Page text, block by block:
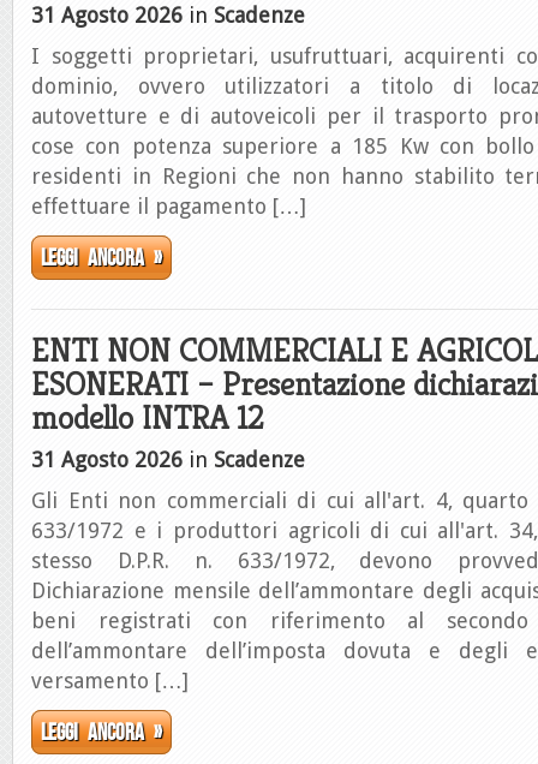
31 Agosto 2026 in Scadenze
I soggetti proprietari, usufruttuari, acquirenti
dominio, ovvero utilizzatori a titolo di
autovetture e di autoveicoli per il trasporto
cose con potenza superiore a 185 Kw con
residenti in Regioni che non hanno stabilito
effettuare il pagamento […]
Leggi ancora »
ENTI NON COMMERCIALI E
ESONERATI – Presentazione
modello INTRA 12
31 Agosto 2026 in Scadenze
Gli Enti non commerciali di cui all'art. 4, quarto
633/1972 e i produttori agricoli di cui all'art.
stesso D.P.R. n. 633/1972, devono
Dichiarazione mensile dell’ammontare degli
beni registrati con riferimento al secondo
dell’ammontare dell’imposta dovuta e degli
versamento […]
Leggi ancora »